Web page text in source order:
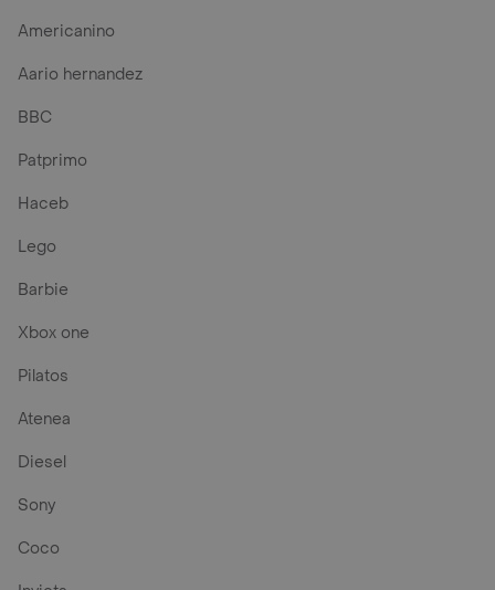
Americanino
Aario hernandez
BBC
Patprimo
Haceb
Lego
Barbie
Xbox one
Pilatos
Atenea
Diesel
Sony
Coco